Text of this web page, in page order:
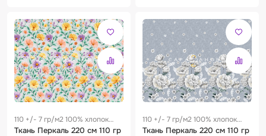
110 +/- 7 гр/м2 100% хлопок
0.25 м
Ткань Перкаль 220 см 110 гр
110 +/- 7 гр/м2 100% хлопок
0.25 м
Ткань Перкаль 220 см 110 гр